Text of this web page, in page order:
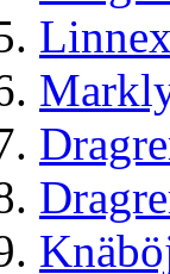
Linnex